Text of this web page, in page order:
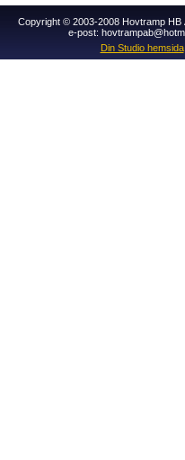
Copyright © 2003-2008 Hovtramp HB
e-post:
Din Studio hemsida